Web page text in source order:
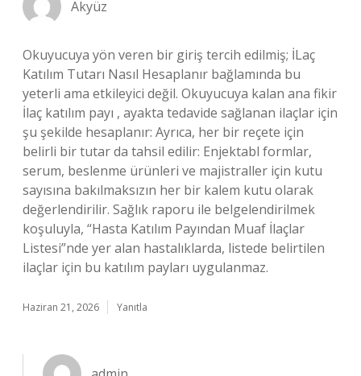
Akyüz
Okuyucuya yön veren bir giriş tercih edilmiş; İLaç
Katılım Tutarı Nasıl Hesaplanır bağlamında bu
yeterli ama etkileyici değil. Okuyucuya kalan ana fikir
İlaç katılım payı , ayakta tedavide sağlanan ilaçlar için
şu şekilde hesaplanır: Ayrıca, her bir reçete için
belirli bir tutar da tahsil edilir: Enjektabl formlar,
serum, beslenme ürünleri ve majistraller için kutu
sayısına bakılmaksızın her bir kalem kutu olarak
değerlendirilir. Sağlık raporu ile belgelendirilmek
koşuluyla, “Hasta Katılım Payından Muaf İlaçlar
Listesi”nde yer alan hastalıklarda, listede belirtilen
ilaçlar için bu katılım payları uygulanmaz.
Haziran 21, 2026 Yanıtla